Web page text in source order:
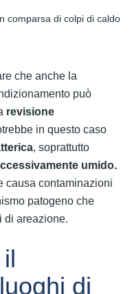
comparsa di colpi di caldo
che anche la
può
revisione
in questo caso
, soprattutto
umido.
causa contaminazioni
patogeno che
di areazione.
di